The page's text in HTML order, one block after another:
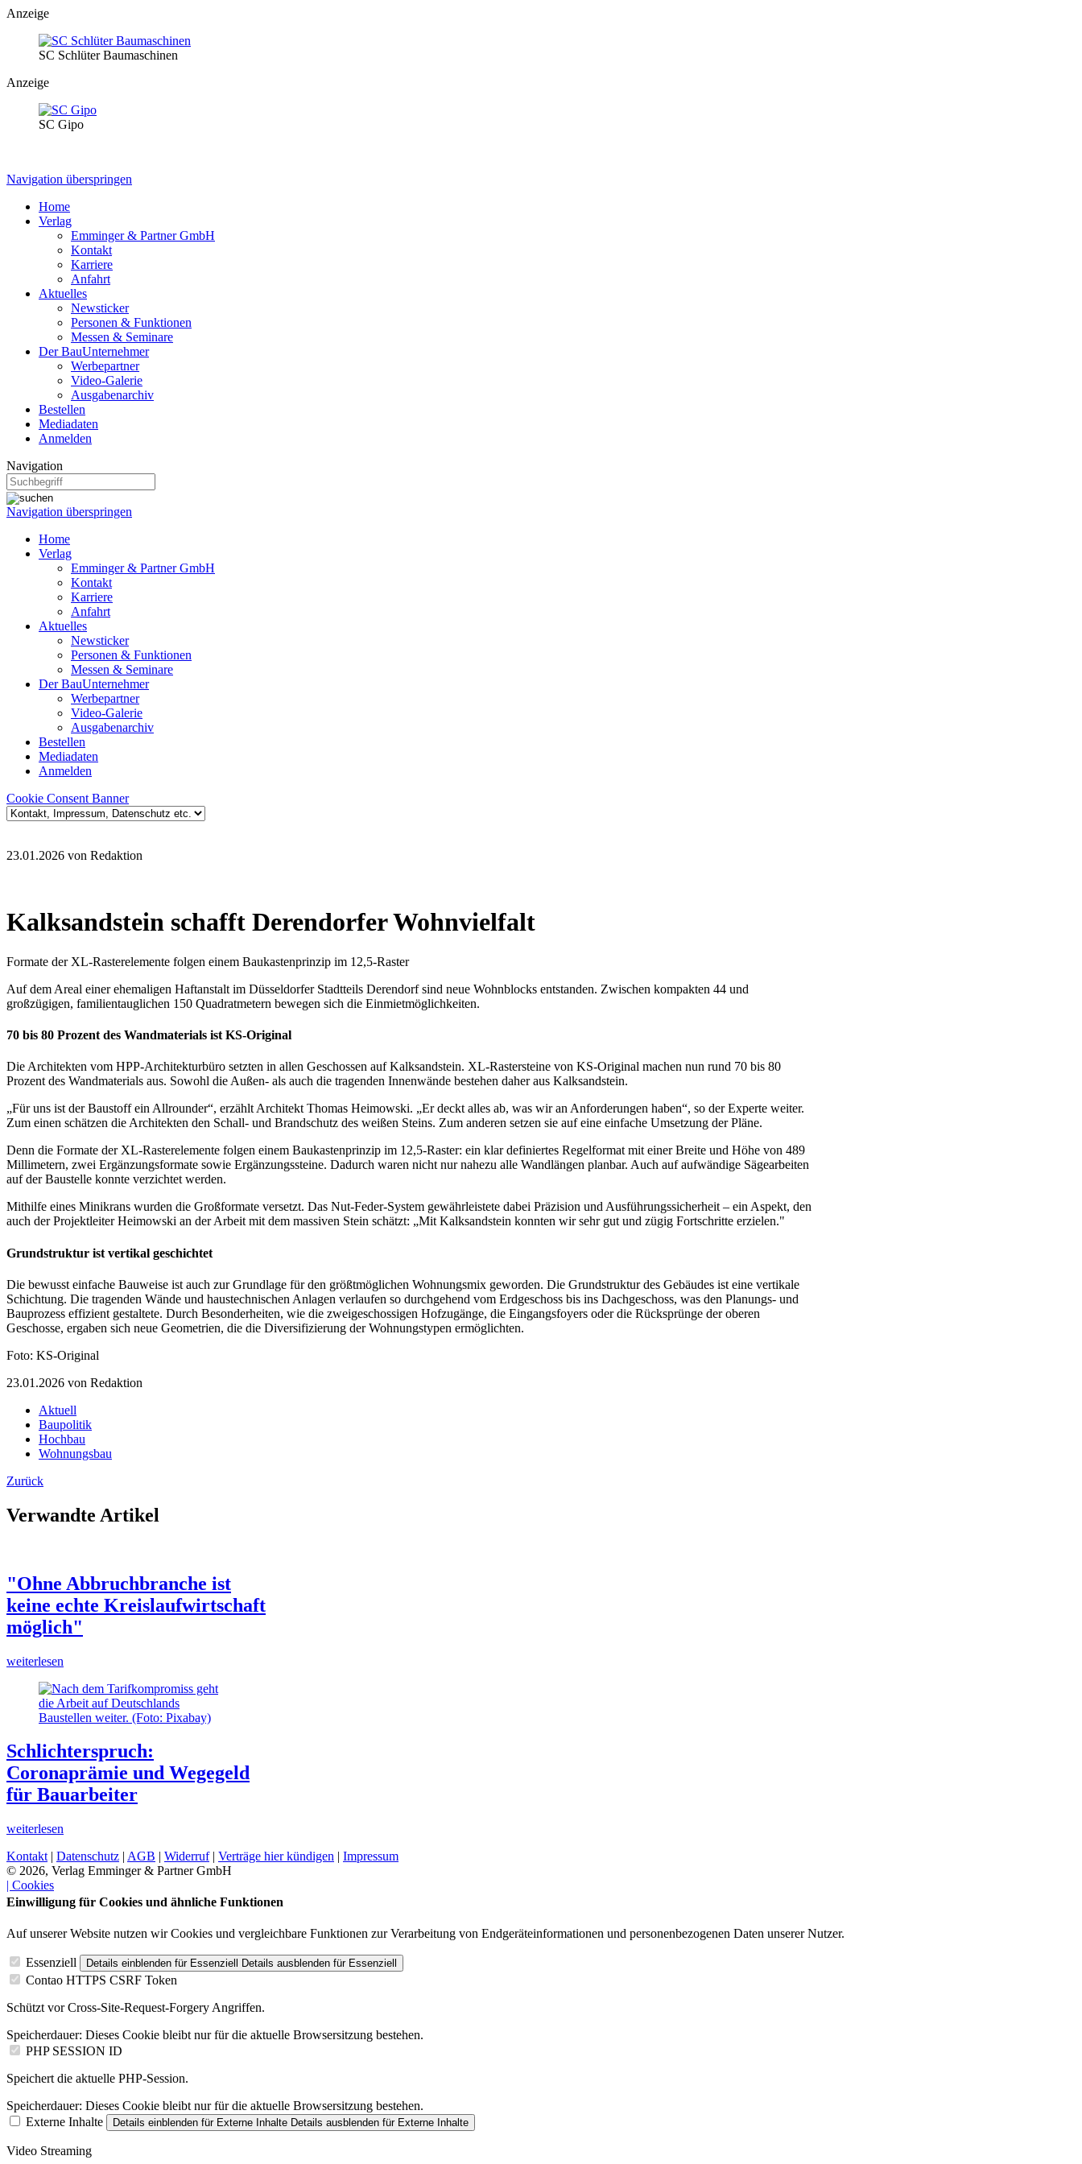
Anzeige
SC Schlüter Baumaschinen
Anzeige
SC Gipo
Navigation überspringen
Home
Verlag
Emminger & Partner GmbH
Kontakt
Karriere
Anfahrt
Aktuelles
Newsticker
Personen & Funktionen
Messen & Seminare
Der BauUnternehmer
Werbepartner
Video-Galerie
Ausgabenarchiv
Bestellen
Mediadaten
Anmelden
Navigation
Navigation überspringen
Home
Verlag
Emminger & Partner GmbH
Kontakt
Karriere
Anfahrt
Aktuelles
Newsticker
Personen & Funktionen
Messen & Seminare
Der BauUnternehmer
Werbepartner
Video-Galerie
Ausgabenarchiv
Bestellen
Mediadaten
Anmelden
Cookie Consent Banner
23.01.2026 von Redaktion
Kalksandstein schafft Derendorfer Wohnvielfalt
Formate der XL-Rasterelemente folgen einem Baukastenprinzip im 12,5-Raster
Auf dem Areal einer ehemaligen Haftanstalt im Düsseldorfer Stadtteils Derendorf sind neue Wohnblocks entstanden. Zwischen kompakten 44 und
großzügigen, familientauglichen 150 Quadratmetern bewegen sich die Einmietmöglichkeiten.
70 bis 80 Prozent des Wandmaterials ist KS-Original
Die Architekten vom HPP-Architekturbüro setzten in allen Geschossen auf Kalksandstein. XL-Rastersteine von KS-Original machen nun rund 70 bis 80
Prozent des Wandmaterials aus. Sowohl die Außen- als auch die tragenden Innenwände bestehen daher aus Kalksandstein.
„Für uns ist der Baustoff ein Allrounder“, erzählt Architekt Thomas Heimowski. „Er deckt alles ab, was wir an Anforderungen haben“, so der Experte weiter.
Zum einen schätzen die Architekten den Schall- und Brandschutz des weißen Steins. Zum anderen setzen sie auf eine einfache Umsetzung der Pläne.
Denn die Formate der XL-Rasterelemente folgen einem Baukastenprinzip im 12,5-Raster: ein klar definiertes Regelformat mit einer Breite und Höhe von 489
Millimetern, zwei Ergänzungsformate sowie Ergänzungssteine. Dadurch waren nicht nur nahezu alle Wandlängen planbar. Auch auf aufwändige Sägearbeiten
auf der Baustelle konnte verzichtet werden.
Mithilfe eines Minikrans wurden die Großformate versetzt. Das Nut-Feder-System gewährleistete dabei Präzision und Ausführungssicherheit – ein Aspekt, den
auch der Projektleiter Heimowski an der Arbeit mit dem massiven Stein schätzt: „Mit Kalksandstein konnten wir sehr gut und zügig Fortschritte erzielen."
Grundstruktur ist vertikal geschichtet
Die bewusst einfache Bauweise ist auch zur Grundlage für den größtmöglichen Wohnungsmix geworden. Die Grundstruktur des Gebäudes ist eine vertikale
Schichtung. Die tragenden Wände und haustechnischen Anlagen verlaufen so durchgehend vom Erdgeschoss bis ins Dachgeschoss, was den Planungs- und
Bauprozess effizient gestaltete. Durch Besonderheiten, wie die zweigeschossigen Hofzugänge, die Eingangsfoyers oder die Rücksprünge der oberen
Geschosse, ergaben sich neue Geometrien, die die Diversifizierung der Wohnungstypen ermöglichten.
Foto: KS-Original
23.01.2026 von Redaktion
Aktuell
Baupolitik
Hochbau
Wohnungsbau
Zurück
Verwandte Artikel
"Ohne Abbruchbranche ist
keine echte Kreislaufwirtschaft
möglich"
weiterlesen
Schlichterspruch:
Coronaprämie und Wegegeld
für Bauarbeiter
weiterlesen
Kontakt | Datenschutz | AGB | Widerruf| Verträge hier kündigen | Impressum
© 2026, Verlag Emminger & Partner GmbH
| Cookies
Einwilligung für Cookies und ähnliche Funktionen
Auf unserer Website nutzen wir Cookies und vergleichbare Funktionen zur Verarbeitung von Endgeräteinformationen und personenbezogenen Daten unserer Nutzer.
Essenziell Details einblenden für Essenziell Details ausblenden für Essenziell
Contao HTTPS CSRF Token
Schützt vor Cross-Site-Request-Forgery Angriffen.
Speicherdauer: Dieses Cookie bleibt nur für die aktuelle Browsersitzung bestehen.
PHP SESSION ID
Speichert die aktuelle PHP-Session.
Speicherdauer: Dieses Cookie bleibt nur für die aktuelle Browsersitzung bestehen.
Externe Inhalte
Details einblenden für Externe Inhalte Details ausblenden für Externe Inhalte
Video Streaming